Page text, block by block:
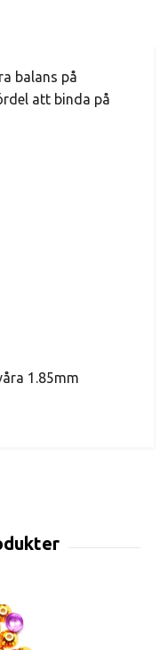
balans på
att binda på
1.85mm